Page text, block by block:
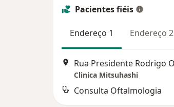
Pacientes fiéis
Endereço 1 Endereço 2
Clinica Mitsuhashi
Consulta Oftalmologia